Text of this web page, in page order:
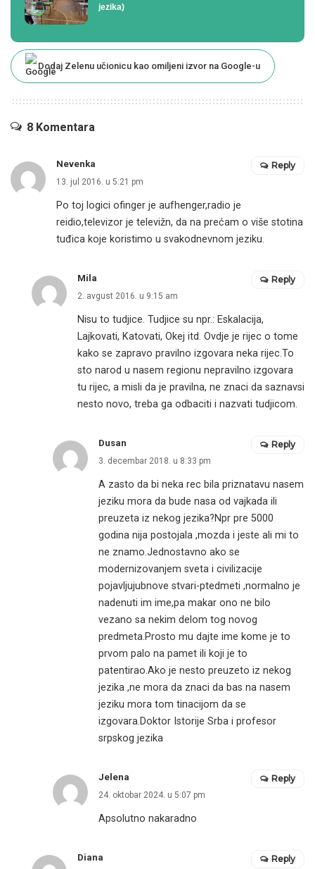
jezika)
Dodaj Zelenu učionicu kao omiljeni izvor na Google-u
8 Komentara
Nevenka
13. jul 2016. u 5:21 pm
Po toj logici ofinger je aufhenger,radio je
reidio,televizor je televižn, da na prećam o više stotina
tuđica koje koristimo u svakodnevnom jeziku.
Reply
Mila
2. avgust 2016. u 9:15 am
Nisu to tudjice. Tudjice su npr.: Eskalacija,
Lajkovati, Katovati, Okej itd. Ovdje je rijec o tome
kako se zapravo pravilno izgovara neka rijec.To
sto narod u nasem regionu nepravilno izgovara
tu rijec, a misli da je pravilna, ne znaci da saznavsi
nesto novo, treba ga odbaciti i nazvati tudjicom.
Reply
Dusan
3. decembar 2018. u 8:33 pm
A zasto da bi neka rec bila priznatavu nasem
jeziku mora da bude nasa od vajkada ili
preuzeta iz nekog jezika?Npr pre 5000
godina nija postojala ,mozda i jeste ali mi to
ne znamo.Jednostavno ako se
modernizovanjem sveta i civilizacije
pojavljujubnove stvari-ptedmeti ,normalno je
nadenuti im ime,pa makar ono ne bilo
vezano sa nekim delom tog novog
predmeta.Prosto mu dajte ime kome je to
prvom palo na pamet ili koji je to
patentirao.Ako je nesto preuzeto iz nekog
jezika ,ne mora da znaci da bas na nasem
jeziku mora tom tinacijom da se
izgovara.Doktor Istorije Srba i profesor
srpskog jezika
Reply
Jelena
24. oktobar 2024. u 5:07 pm
Apsolutno nakaradno
Reply
Diana Reply